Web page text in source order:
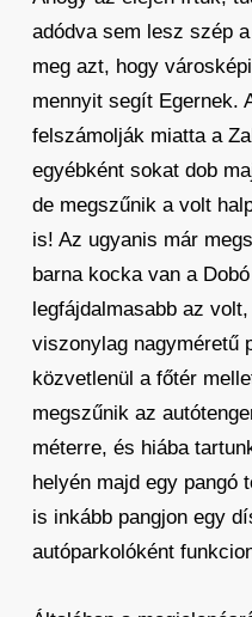
adódva sem lesz szép
meg azt, hogy
mennyit segít Egernek.
felszámolják miatta a
egyébként sokat dob
de megszűnik a volt
is! Az ugyanis már
barna kocka van a
legfájdalmasabb az
viszonylag nagyméretű
közvetlenül a főtér
megszűnik az
méterre, és hiába
helyén majd egy pangó
is inkább pangjon egy
autóparkolóként